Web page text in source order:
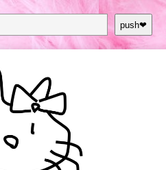
push❤︎